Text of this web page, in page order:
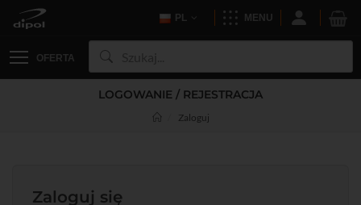
PL MENU
OFERTA
LOGOWANIE / REJESTRACJA
Zaloguj
Zaloguj się